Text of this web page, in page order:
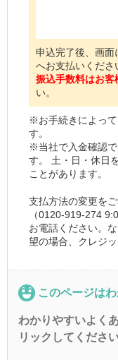
申込完了後、画面
へお支払いくださ
振込手数料はお客
い。
※お手続きによっ
す。
※当社で入金確認
す。 土・日・休日
ことがあります。
支払方法の変更を
（0120-919-274
お電話ください。
望の場合、クレジ
このページは
わかりやすいよく
リックしてくださ